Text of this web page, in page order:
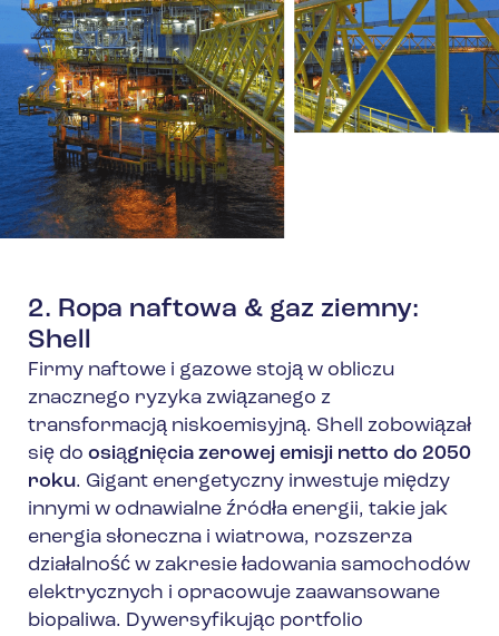
2. Ropa naftowa & gaz ziemny:
Shell
Firmy naftowe i gazowe stoją w obliczu
znacznego ryzyka związanego z
transformacją niskoemisyjną. Shell zobowiązał
się do osiągnięcia zerowej emisji netto do 2050
roku. Gigant energetyczny inwestuje między
innymi w odnawialne źródła energii, takie jak
energia słoneczna i wiatrowa, rozszerza
działalność w zakresie ładowania samochodów
elektrycznych i opracowuje zaawansowane
biopaliwa. Dywersyfikując portfolio